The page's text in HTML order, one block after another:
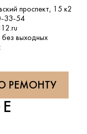
проспект, 15 к2
33-54
без выходных
РЕМОНТУ